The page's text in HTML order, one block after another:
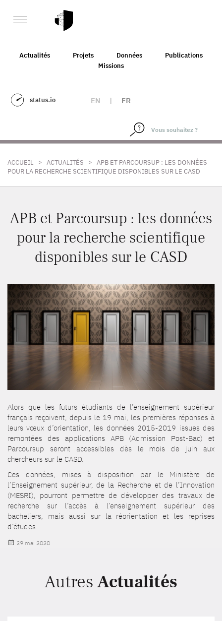
Actualités Projets Données
Publications
Missions
status.io EN | FR
ACCUEIL > ACTUALITÉS > APB ET PARCOURSUP : LES DONNÉES
POUR LA RECHERCHE SCIENTIFIQUE DISPONIBLES SUR LE CASD
APB et Parcoursup : les données
pour la recherche scientifique
disponibles sur le CASD
Alors que les futurs étudiants de l’enseignement supérieur
français reçoivent, depuis le 19 mai, les premières réponses à
leurs vœux d’orientation, les données 2015-2019 issues des
remontées des applications APB (Admission Post-Bac) et
Parcoursup seront accessibles dès le mois de juin aux
chercheurs sur le CASD.
Ces données, mises à disposition par le Ministère de
l’Enseignement supérieur, de la Recherche et de l’Innovation
(MESRI), pourront permettre de développer des travaux de
recherche sur l’accès à l’enseignement supérieur des
bacheliers, mais aussi sur la réorientation et les reprises
d’études.
Publié
29 mai 2020
Autres Actualités